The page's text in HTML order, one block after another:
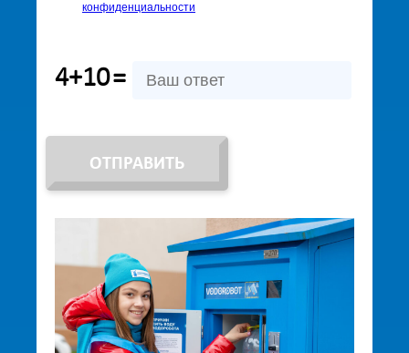
конфиденциальности
4+10=
ОТПРАВИТЬ